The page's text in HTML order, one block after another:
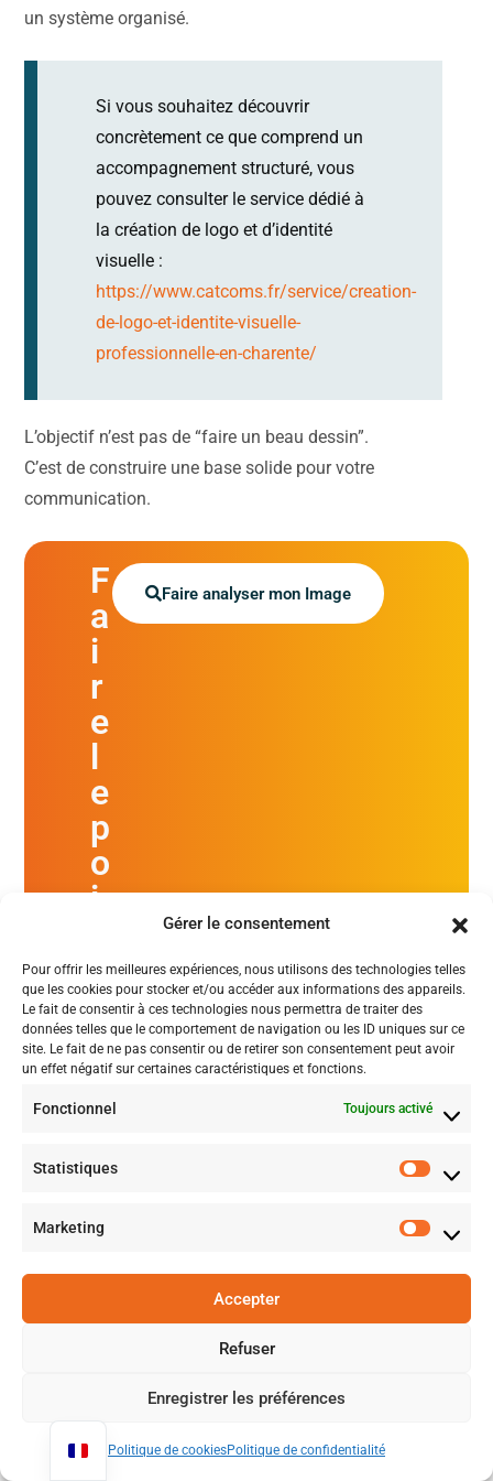
Gérer le consentement
Pour offrir les meilleures expériences, nous utilisons des technologies telles
que les cookies pour stocker et/ou accéder aux informations des appareils.
Le fait de consentir à ces technologies nous permettra de traiter des
données telles que le comportement de navigation ou les ID uniques sur ce
site. Le fait de ne pas consentir ou de retirer son consentement peut avoir
un effet négatif sur certaines caractéristiques et fonctions.
Fonctionnel Toujours activé
Statistiques
Marketing
Accepter
Refuser
Enregistrer les préférences
Politique de cookiesPolitique de confidentialité
un système organisé.
Si vous souhaitez découvrir
concrètement ce que comprend un
accompagnement structuré, vous
pouvez consulter le service dédié à
la création de logo et d’identité
visuelle :
https://www.catcoms.fr/service/creation-
de-logo-et-identite-visuelle-
professionnelle-en-charente/
L’objectif n’est pas de “faire un beau dessin”.
C’est de construire une base solide pour votre
communication.
F
a
i
r
e
e
p
o
i
t
s
u
r
m
n
L
g
o
t
u
Faire analyser mon Image